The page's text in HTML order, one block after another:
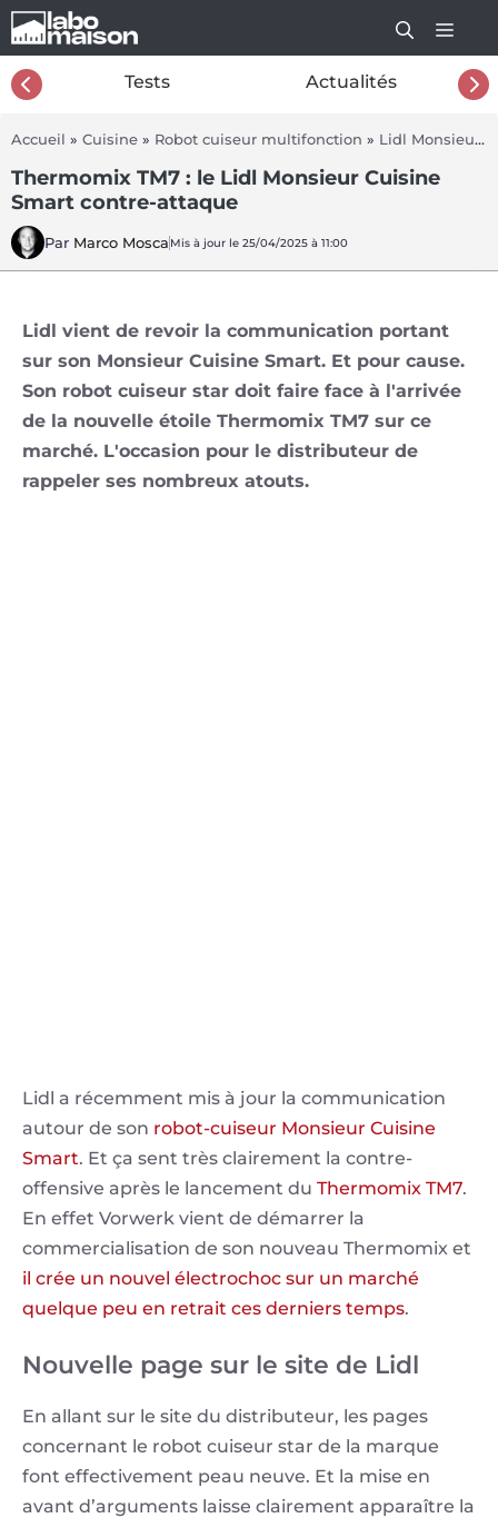
Aller
au
contenu
Tests Actualités
Accueil » Cuisine » Robot cuiseur multifonction » Lidl Monsieur Cuisine Smart
Thermomix TM7 : le Lidl Monsieur Cuisine
Smart contre-attaque
Par Marco Mosca Mis à jour le 25/04/2025 à 11:00
Lidl vient de revoir la communication portant
sur son Monsieur Cuisine Smart. Et pour cause.
Son robot cuiseur star doit faire face à l'arrivée
de la nouvelle étoile Thermomix TM7 sur ce
marché. L'occasion pour le distributeur de
rappeler ses nombreux atouts.
​Lidl a récemment mis à jour la communication
autour de son robot-cuiseur Monsieur Cuisine
Smart. Et ça sent très clairement la contre-
offensive après le lancement du Thermomix TM7.
En effet Vorwerk vient de démarrer la
commercialisation de son nouveau Thermomix et
il crée un nouvel électrochoc sur un marché
quelque peu en retrait ces derniers temps.
Nouvelle page sur le site de Lidl
En allant sur le site du distributeur, les pages
concernant le robot cuiseur star de la marque
font effectivement peau neuve. Et la mise en
avant d’arguments laisse clairement apparaître la